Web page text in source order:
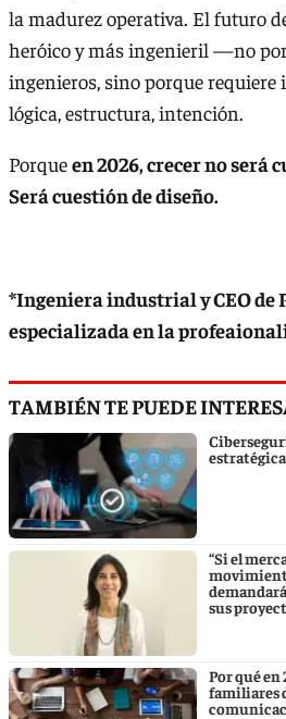
la madurez operativa. El futuro
heróico y más ingenieril —no
ingenieros, sino porque requiere
lógica, estructura, intención.
Porqueen 2026, crecer no será
Será cuestión de diseño.
*Ingeniera industrial y CEO de
especializada en la
TAMBIÉN TE PUEDE
estratégica
“Si el
sus
Por qué en
familiares